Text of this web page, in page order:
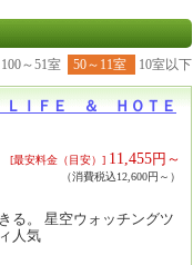
100～51室 50～11室 10室以下
ＬＩＦＥ ＆ ＨＯＴＥ
[最安料金（目安）] 11,455円～
（消費税込12,600円～）
る。 星空ウォッチングツ
人気